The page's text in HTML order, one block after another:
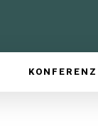
KONFERENZ